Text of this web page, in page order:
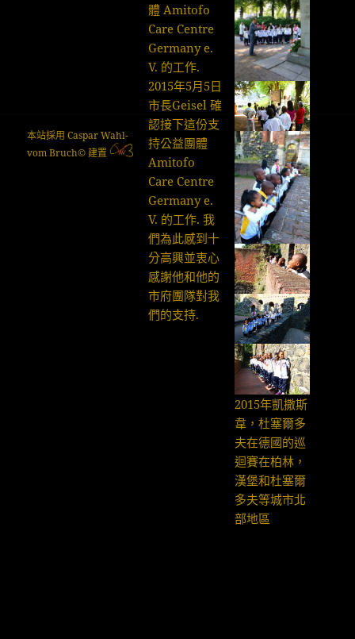
2015年凱撒斯
韋，杜塞爾多
夫在德國的巡
迴賽在柏林，
漢堡和杜塞爾
多夫等城市北
部地區
體 Amitofo
Care Centre
Germany e.
V. 的工作.
2015年5月5日
市長Geisel 確
認接下這份支
持公益團體
Amitofo
Care Centre
Germany e.
V. 的工作. 我
們為此感到十
分高興並衷心
感謝他和他的
市府團隊對我
們的支持.
本站採用 Caspar Wahl-
vom Bruch© 建置